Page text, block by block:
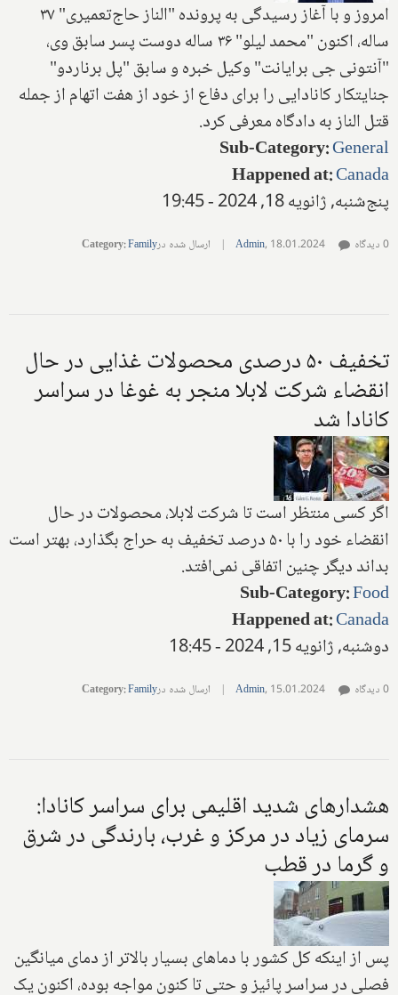
امروز و با آغاز رسیدگی به پرونده "الناز حاج‌تعمیری" ۳۷
ساله، اکنون "محمد لیلو" ۳۶ ساله دوست پسر سابق وی،
"آنتونی جی برایانت" وکیل خبره و سابق "پل برناردو"
جنایتکار کانادایی را برای دفاع از خود از هفت اتهام از جمله
قتل الناز به دادگاه معرفی کرد.
Sub-Category:General
Happened at:Canada
پنج‌شنبه, ژانویه 18, 2024 - 19:45
Admin, 18.01.2024
| ارسال شده در Category:Family 0 دیدگاه
تخفیف ۵۰ درصدی محصولات غذایی در حال
انقضاء شرکت لابلا منجر به غوغا در سراسر
کانادا شد
اگر کسی منتظر است تا شرکت لابلا، محصولات در حال
انقضاء خود را با ۵۰ درصد تخفیف به حراج بگذارد، بهتر است
بداند دیگر چنین اتفاقی نمی‌افتد.
Sub-Category:Food
Happened at:Canada
دوشنبه, ژانویه 15, 2024 - 18:45
Admin, 15.01.2024
| ارسال شده در Category:Family 0 دیدگاه
هشدارهای شدید اقلیمی برای سراسر کانادا:
سرمای زیاد در مرکز و غرب، بارندگی در شرق
و گرما در قطب
پس از اینکه کل کشور با دماهای بسیار بالاتر از دمای میانگین
فصلی در سراسر پائیز و حتی تا کنون مواجه بوده، اکنون یک